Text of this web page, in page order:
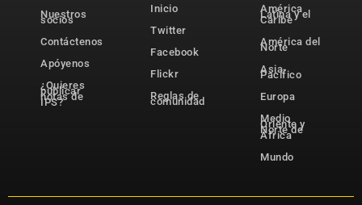
Nuestros
socios
Contáctenos
Apóyenos
¿Quieres
publicar
notas de
IPS?
Inicio
Twitter
Facebook
Flickr
Reglas de
comunidad
América
Latina y el
Caribe
América del
Norte
Asia-
Pacífico
Europa
Medio
Oriente y
Norte de
África
Mundo